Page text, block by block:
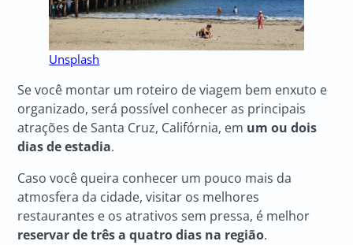
Unsplash
Se você montar um roteiro de viagem bem enxuto e
organizado, será possível conhecer as principais
atrações de Santa Cruz, Califórnia, em um ou dois
dias de estadia.
Caso você queira conhecer um pouco mais da
atmosfera da cidade, visitar os melhores
restaurantes e os atrativos sem pressa, é melhor
reservar de três a quatro dias na região.